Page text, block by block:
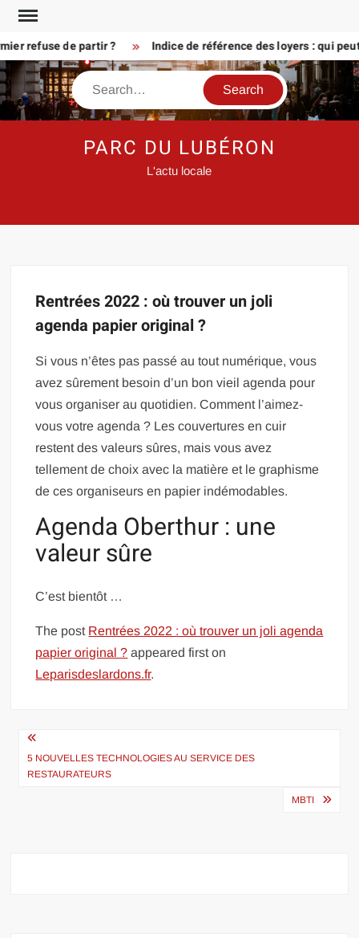
Skip
contentrefuse de partir ? Indice de référence des loyers : qui
Search
PARC DU LUBÉRON
L'actu locale
Rentrées 2022 : où trouver un joli
agenda papier original ?
Si vous n’êtes pas passé au tout numérique, vous
avez sûrement besoin d’un bon vieil agenda pour
vous organiser au quotidien. Comment l’aimez-
vous votre agenda ? Les couvertures en cuir
restent des valeurs sûres, mais vous avez
tellement de choix avec la matière et le graphisme
de ces organiseurs en papier indémodables.
Agenda Oberthur : une
valeur sûre
C’est bientôt …
The post Rentrées 2022 : où trouver un joli agenda
papier original ? appeared first on
Leparisdeslardons.fr.
Navigation
de
5 NOUVELLES TECHNOLOGIES AU SERVICE DES
RESTAURATEURS
MBTI